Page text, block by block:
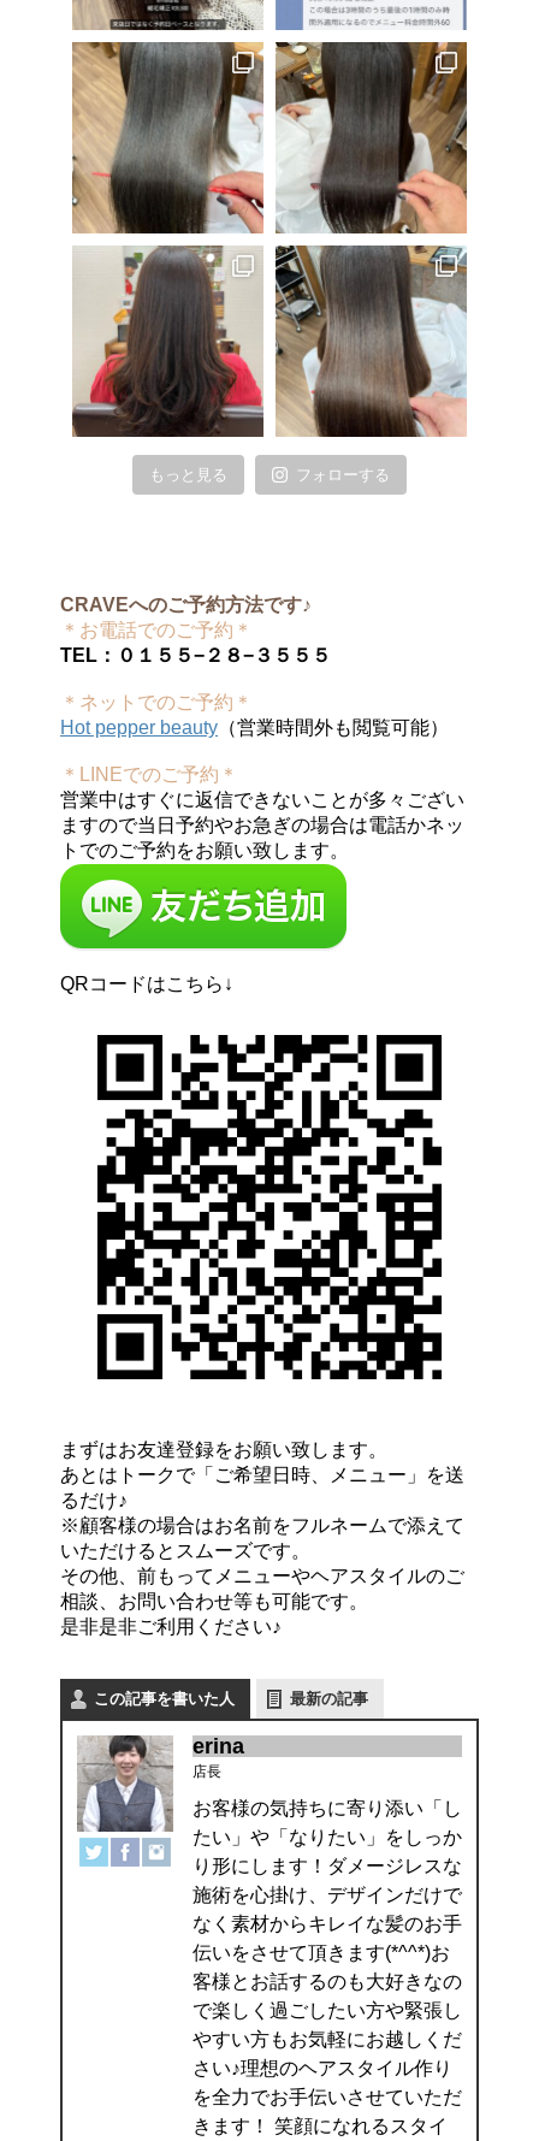
もっと見る フォローする
CRAVEへのご予約方法です♪
＊お電話でのご予約＊
TEL：０１５５−２８−３５５５
＊ネットでのご予約＊
Hot pepper beauty （営業時間外も閲覧可能）
＊LINEでのご予約＊
営業中はすぐに返信できないことが多々ござい
ますので当日予約やお急ぎの場合は電話かネッ
トでのご予約をお願い致します。
QRコードはこちら↓
まずはお友達登録をお願い致します。
あとはトークで「ご希望日時、メニュー」を送
るだけ♪
※顧客様の場合はお名前をフルネームで添えて
いただけるとスムーズです。
その他、前もってメニューやヘアスタイルのご
相談、お問い合わせ等も可能です。
是非是非ご利用ください♪
この記事を書いた人 最新の記事
erina
店長
お客様の気持ちに寄り添い「し
たい」や「なりたい」をしっか
り形にします！ダメージレスな
施術を心掛け、デザインだけで
なく素材からキレイな髪のお手
伝いをさせて頂きます(*^^*)お
客様とお話するのも大好きなの
で楽しく過ごしたい方や緊張し
やすい方もお気軽にお越しくだ
さい♪理想のヘアスタイル作り
を全力でお手伝いさせていただ
きます！ 笑顔になれるスタイ